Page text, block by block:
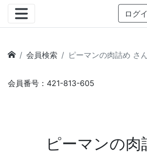
ログ
会員検索 ピーマンの肉詰め さ
会員番号：421-813-605
ピーマンの肉